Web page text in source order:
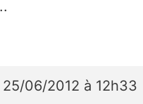
25/06/2012 à 12h33